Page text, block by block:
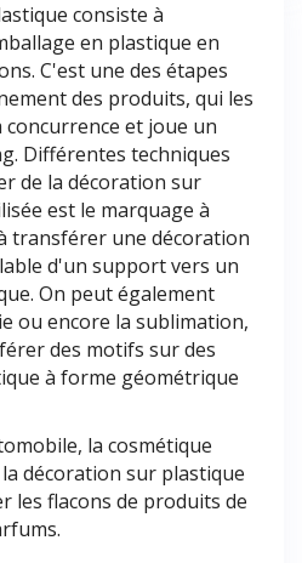
consiste à
en plastique en
C'est une des étapes
des produits, qui les
et joue un
Différentes techniques
de la décoration sur
est le marquage à
transférer une décoration
d'un support vers un
On peut également
ou encore la sublimation,
des motifs sur des
à forme géométrique
la cosmétique
décoration sur plastique
les flacons de produits de